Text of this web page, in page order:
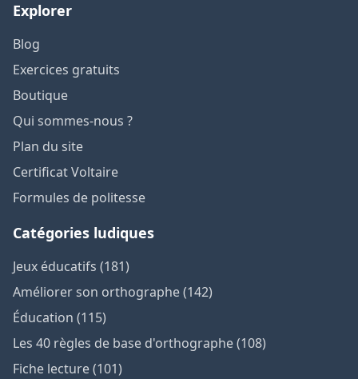
Explorer
Blog
Exercices gratuits
Boutique
Qui sommes-nous ?
Plan du site
Certificat Voltaire
Formules de politesse
Catégories ludiques
Jeux éducatifs (181)
Améliorer son orthographe (142)
Éducation (115)
Les 40 règles de base d'orthographe (108)
Fiche lecture (101)